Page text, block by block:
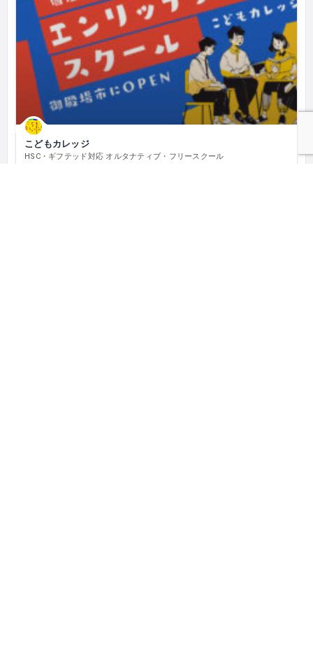
こどもカレッジ
HSC・ギフテッド対応 オルタナティブ・フリースクール